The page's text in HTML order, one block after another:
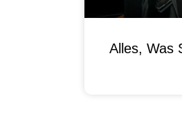
Alles, Was